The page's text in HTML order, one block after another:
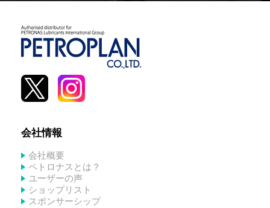
会社情報
会社概要
ペトロナスとは？
ユーザーの声
ショップリスト
スポンサーシップ